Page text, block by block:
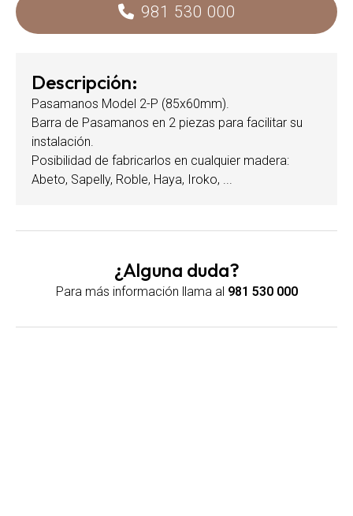
981 530 000
Descripción:
Pasamanos Model 2-P (85x60mm).
Barra de Pasamanos en 2 piezas para facilitar su
instalación.
Posibilidad de fabricarlos en cualquier madera:
Abeto, Sapelly, Roble, Haya, Iroko, ...
¿Alguna duda?
Para más información llama al 981 530 000